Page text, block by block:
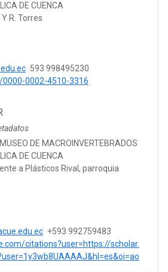
DE CUENCA
R. Torres
593 998495230
0002-4510-3316
DE MACROINVERTEBRADOS
DE CUENCA
a Plásticos Rival, parroquia
+593 992759483
citations?user=https://scholar.